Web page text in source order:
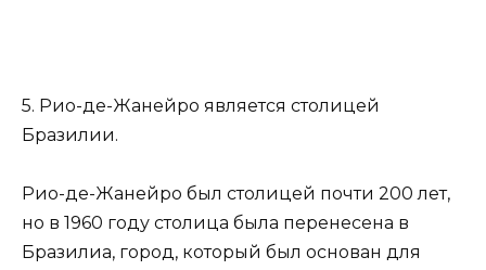
5. Рио-де-Жанейро является столицей
Бразилии.
Рио-де-Жанейро был столицей почти 200 лет,
но в 1960 году столица была перенесена в
Бразилиа, город, который был основан для